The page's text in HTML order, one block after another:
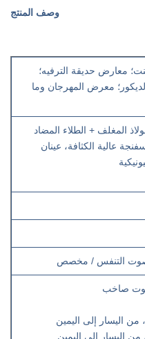
وصف المنتج
معارض حديقة الترفيه؛
معرض المهرجان وما
المغلف + الطلاء المضاد
عالية الكثافة، عينان
صوت التنفس / مخصص